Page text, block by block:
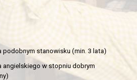
podobnym stanowisku (min. 3 lata)
angielskiego w stopniu dobrym